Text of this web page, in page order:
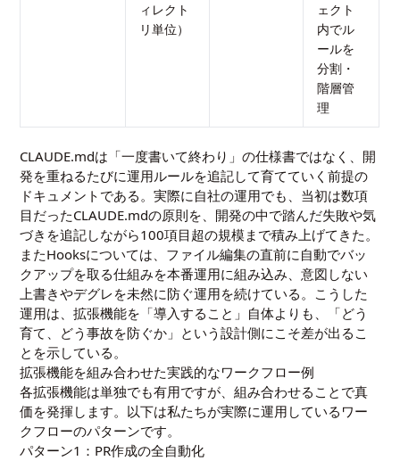
ィレクト
リ単位）
ェクト
内でル
ールを
分割・
階層管
理
CLAUDE.mdは「一度書いて終わり」の仕様書ではなく、開
発を重ねるたびに運用ルールを追記して育てていく前提の
ドキュメントである。実際に自社の運用でも、当初は数項
目だったCLAUDE.mdの原則を、開発の中で踏んだ失敗や気
づきを追記しながら100項目超の規模まで積み上げてきた。
またHooksについては、ファイル編集の直前に自動でバッ
クアップを取る仕組みを本番運用に組み込み、意図しない
上書きやデグレを未然に防ぐ運用を続けている。こうした
運用は、拡張機能を「導入すること」自体よりも、「どう
育て、どう事故を防ぐか」という設計側にこそ差が出るこ
とを示している。
拡張機能を組み合わせた実践的なワークフロー例
各拡張機能は単独でも有用ですが、組み合わせることで真
価を発揮します。以下は私たちが実際に運用しているワー
クフローのパターンです。
パターン1：PR作成の全自動化